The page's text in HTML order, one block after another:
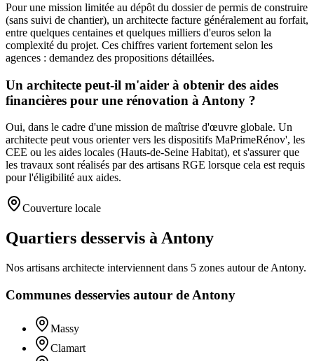
Pour une mission limitée au dépôt du dossier de permis de construire
(sans suivi de chantier), un architecte facture généralement au forfait,
entre quelques centaines et quelques milliers d'euros selon la
complexité du projet. Ces chiffres varient fortement selon les
agences : demandez des propositions détaillées.
Un architecte peut-il m'aider à obtenir des aides
financières pour une rénovation à Antony ?
Oui, dans le cadre d'une mission de maîtrise d'œuvre globale. Un
architecte peut vous orienter vers les dispositifs MaPrimeRénov', les
CEE ou les aides locales (Hauts-de-Seine Habitat), et s'assurer que
les travaux sont réalisés par des artisans RGE lorsque cela est requis
pour l'éligibilité aux aides.
Couverture locale
Quartiers desservis à Antony
Nos artisans architecte interviennent dans 5 zones autour de Antony.
Communes desservies autour de Antony
Massy
Clamart